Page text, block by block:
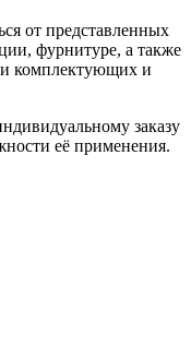
от представленных
фурнитуре, а также
комплектующих и
заказу
её применения.